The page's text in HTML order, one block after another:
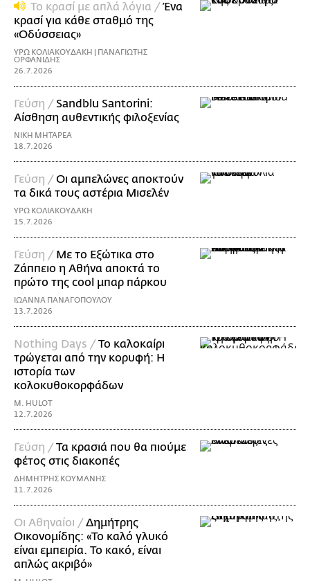
Το κρασί με απλά λόγια /Ένα
κρασί για κάθε σταθμό της
«Οδύσσειας»
ΥΡΩ ΚΟΛΙΑΚΟΥΔΑΚΗ | ΠΑΝΑΓΙΩΤΗΣ
ΟΡΦΑΝΙΔΗΣ
26.7.2026
Γεύση / Sandblu Santorini:
Αίσθηση αυθεντικής φιλοξενίας
ΝΙΚΗ ΜΗΤΑΡΕΑ
18.7.2026
Γεύση /Οι αμπελώνες αποκτούν
τα δικά τους αστέρια Μισελέν
ΥΡΩ ΚΟΛΙΑΚΟΥΔΑΚΗ
15.7.2026
Γεύση / Με το Εξώτικα στο
Ζάππειο η Αθήνα αποκτά το
πρώτο της cool μπαρ πάρκου
ΙΩΑΝΝΑ ΠΑΝΑΓΟΠΟΥΛΟΥ
13.7.2026
Nothing Days /Το καλοκαίρι
τρώγεται από την κορυφή: H
ιστορία των
κολοκυθοκορφάδων
M. HULOT
12.7.2026
Γεύση /Τα κρασιά που θα πιούμε
φέτος στις διακοπές
ΔΗΜΗΤΡΗΣ ΚΟΥΜΑΝΗΣ
11.7.2026
Οι Αθηναίοι /Δημήτρης
Οικονομίδης: «Το καλό γλυκό
είναι εμπειρία. Το κακό, είναι
απλώς ακριβό»